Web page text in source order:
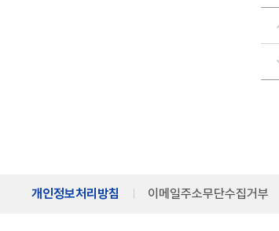
개인정보처리방침 이메일주소무단수집거부